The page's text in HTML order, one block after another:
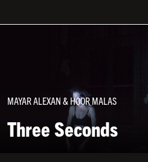
MAYAR ALEXAN & HOOR MALAS
Three Seconds